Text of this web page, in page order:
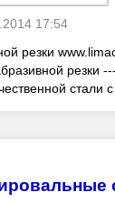
17:54
резки
резки
стали с